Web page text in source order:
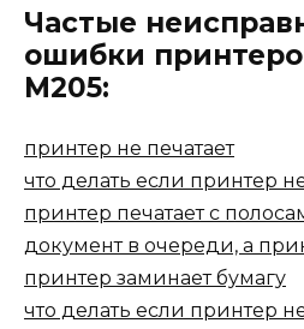
Частые
ошибки
M205:
принтер не печатает
что делать если принтер
принтер печатает с
документ в очереди, а
принтер заминает бумагу
что делать если принтер